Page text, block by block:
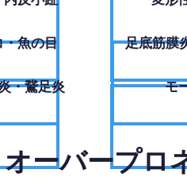
魚の目
・鵞足炎
足底筋膜
モ
ーバープロ